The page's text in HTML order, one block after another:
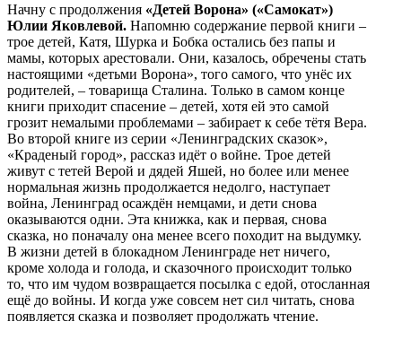
Начну с продолжения «Детей Ворона» («Самокат»)
Юлии Яковлевой. Напомню содержание первой книги –
трое детей, Катя, Шурка и Бобка остались без папы и
мамы, которых арестовали. Они, казалось, обречены стать
настоящими «детьми Ворона», того самого, что унёс их
родителей, – товарища Сталина. Только в самом конце
книги приходит спасение – детей, хотя ей это самой
грозит немалыми проблемами – забирает к себе тётя Вера.
Во второй книге из серии «Ленинградских сказок»,
«Краденый город», рассказ идёт о войне. Трое детей
живут с тетей Верой и дядей Яшей, но более или менее
нормальная жизнь продолжается недолго, наступает
война, Ленинград осаждён немцами, и дети снова
оказываются одни. Эта книжка, как и первая, снова
сказка, но поначалу она менее всего походит на выдумку.
В жизни детей в блокадном Ленинграде нет ничего,
кроме холода и голода, и сказочного происходит только
то, что им чудом возвращается посылка с едой, отосланная
ещё до войны. И когда уже совсем нет сил читать, снова
появляется сказка и позволяет продолжать чтение.